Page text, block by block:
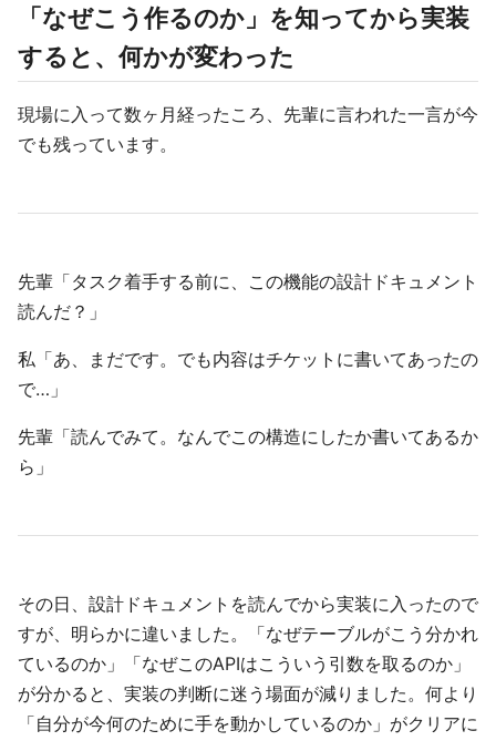
「なぜこう作るのか」を知ってから実装
すると、何かが変わった
現場に入って数ヶ月経ったころ、先輩に言われた一言が今
でも残っています。
先輩「タスク着手する前に、この機能の設計ドキュメント
読んだ？」
私「あ、まだです。でも内容はチケットに書いてあったの
で…」
先輩「読んでみて。なんでこの構造にしたか書いてあるか
ら」
その日、設計ドキュメントを読んでから実装に入ったので
すが、明らかに違いました。「なぜテーブルがこう分かれ
ているのか」「なぜこのAPIはこういう引数を取るのか」
が分かると、実装の判断に迷う場面が減りました。何より
「自分が今何のために手を動かしているのか」がクリアに